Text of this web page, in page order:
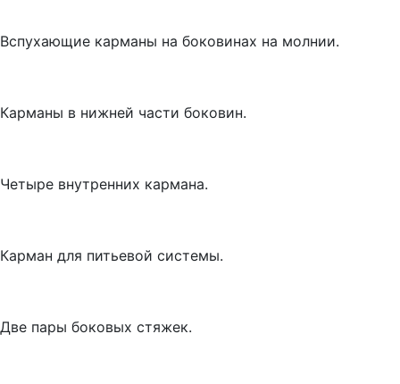
Вспухающие карманы на боковинах на молнии.
Карманы в нижней части боковин.
Четыре внутренних кармана.
Карман для питьевой системы.
Две пары боковых стяжек.